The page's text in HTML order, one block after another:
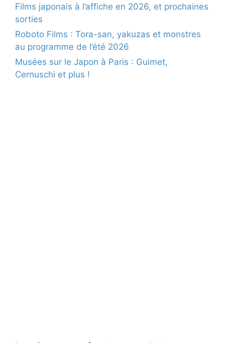
Films japonais à l’affiche en 2026, et prochaines
sorties
Roboto Films : Tora-san, yakuzas et monstres
au programme de l’été 2026
Musées sur le Japon à Paris : Guimet,
Cernuschi et plus !